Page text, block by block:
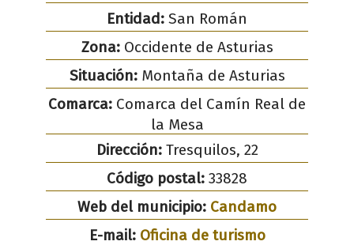
Entidad: San Román
Zona:Occidente de Asturias
Situación:Montaña de Asturias
Comarca: Comarca del Camín Real de
la Mesa
Dirección:Tresquilos, 22
Código postal: 33828
Web del municipio: Candamo
E-mail: Oficina de turismo